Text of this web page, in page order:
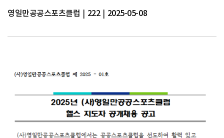
영일만공공스포츠클럽 222 2025-05-08